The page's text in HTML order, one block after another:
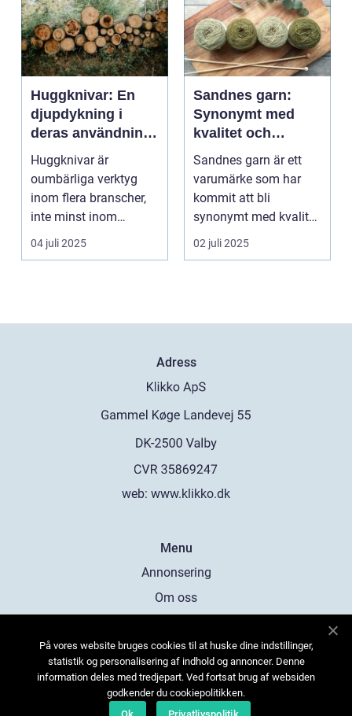
Huggknivar: En
djupdykning i
deras användning
och betydelse
Huggknivar är
oumbärliga verktyg
inom flera branscher,
inte minst inom
skogsindustrin och ...
04 juli 2025
Sandnes garn:
Synonymt med
kvalitet och
tradition
Sandnes garn är ett
varumärke som har
kommit att bli
synonymt med kvalitet
och tradition i...
02 juli 2025
Adress
web: www.klikko.dk
Menu
Annonsering
Om oss
Kontakta oss
Sitemap
På vores website bruges cookies til at huske dine indstillinger,
statistik og personalisering af indhold og annoncer. Denne
information deles med tredjepart. Ved fortsat brug af websiden
godkender du cookiepolitikken.